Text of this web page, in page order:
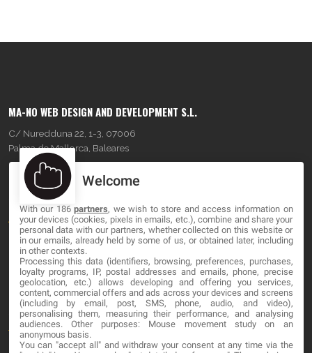
MA-NO WEB DESIGN AND DEVELOPMENT S.L.
C/ Nuredduna 22, 1-3, 07006
Palma de Mallorca, Baleares
OUR COMPANY
About
Blog
Contact
LEGAL
Terminos y Condiciones
Welcome
With our 186partners, we wish to store and access information on
your devices (cookies, pixels in emails, etc.), combine and share your
personal data with our partners, whether collected on this website or
in our emails, already held by some of us, or obtained later, including
in other contexts.
Processing this data (identifiers, browsing, preferences, purchases,
loyalty programs, IP, postal addresses and emails, phone, precise
geolocation, etc.) allows developing and offering you services,
content, commercial offers and ads across your devices and screens
(including by email, post, SMS, phone, audio, and video),
personalising them, measuring their performance, and analysing
audiences. Other purposes: Mouse movement study on an
anonymous basis.
You can "accept all" and withdraw your consent at any time via the